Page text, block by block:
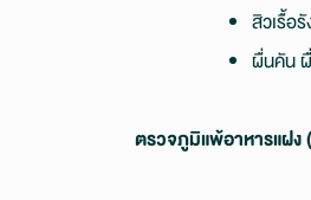
สิวเรื้อรั
ผื่นคัน
ตรวจภูมิแพ้อาหารแฝ